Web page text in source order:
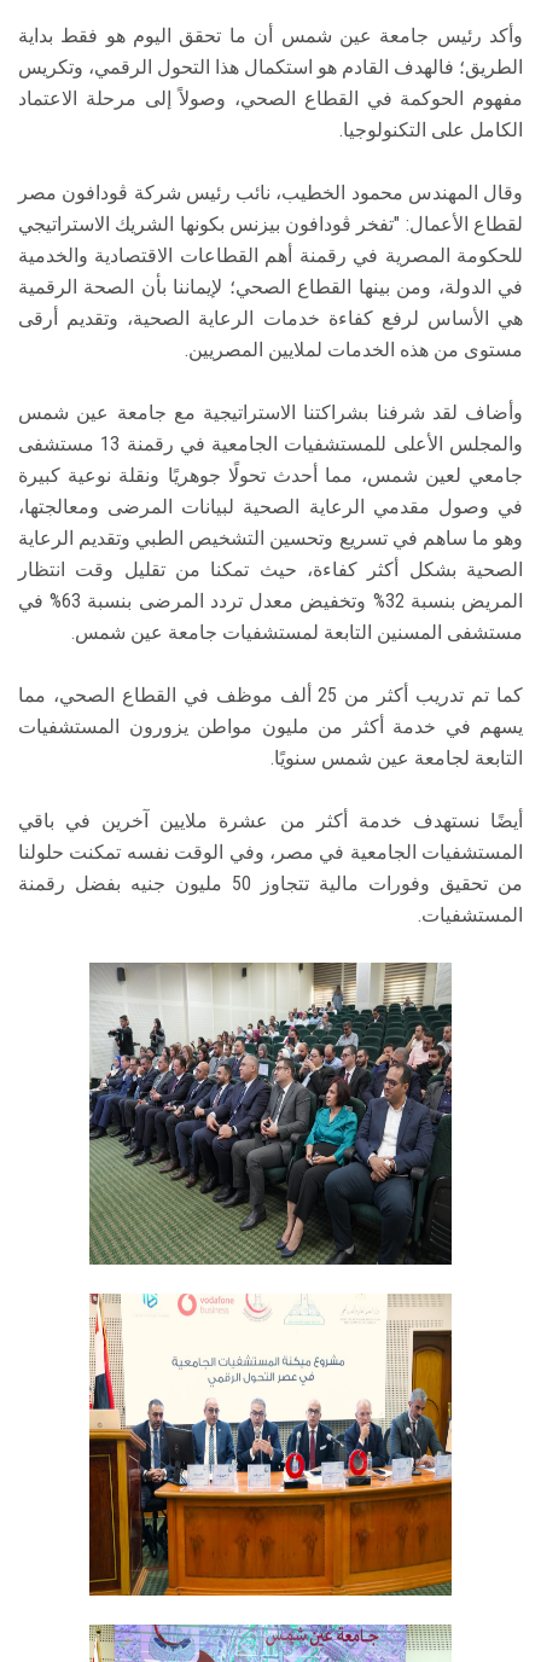
وأكد رئيس جامعة عين شمس أن ما تحقق اليوم هو فقط بداية
الطريق؛ فالهدف القادم هو استكمال هذا التحول الرقمي، وتكريس
مفهوم الحوكمة في القطاع الصحي، وصولاً إلى مرحلة الاعتماد
الكامل على التكنولوجيا.
وقال المهندس محمود الخطيب، نائب رئيس شركة ڤودافون مصر
لقطاع الأعمال: "تفخر ڤودافون بيزنس بكونها الشريك الاستراتيجي
للحكومة المصرية في رقمنة أهم القطاعات الاقتصادية والخدمية
في الدولة، ومن بينها القطاع الصحي؛ لإيماننا بأن الصحة الرقمية
هي الأساس لرفع كفاءة خدمات الرعاية الصحية، وتقديم أرقى
مستوى من هذه الخدمات لملايين المصريين.
وأضاف لقد شرفنا بشراكتنا الاستراتيجية مع جامعة عين شمس
والمجلس الأعلى للمستشفيات الجامعية في رقمنة 13 مستشفى
جامعي لعين شمس، مما أحدث تحولًا جوهريًا ونقلة نوعية كبيرة
في وصول مقدمي الرعاية الصحية لبيانات المرضى ومعالجتها،
وهو ما ساهم في تسريع وتحسين التشخيص الطبي وتقديم الرعاية
الصحية بشكل أكثر كفاءة، حيث تمكنا من تقليل وقت انتظار
المريض بنسبة 32% وتخفيض معدل تردد المرضى بنسبة 63% في
مستشفى المسنين التابعة لمستشفيات جامعة عين شمس.
كما تم تدريب أكثر من 25 ألف موظف في القطاع الصحي، مما
يسهم في خدمة أكثر من مليون مواطن يزورون المستشفيات
التابعة لجامعة عين شمس سنويًا.
أيضًا نستهدف خدمة أكثر من عشرة ملايين آخرين في باقي
المستشفيات الجامعية في مصر، وفي الوقت نفسه تمكنت حلولنا
من تحقيق وفورات مالية تتجاوز 50 مليون جنيه بفضل رقمنة
المستشفيات.